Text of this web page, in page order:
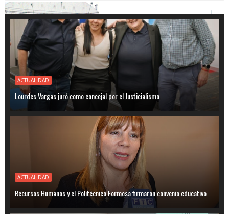
ACTUALIDAD
Lourdes Vargas juró como concejal por el Justicialismo
ACTUALIDAD
Recursos Humanos y el Politécnico Formosa firmaron convenio educativo